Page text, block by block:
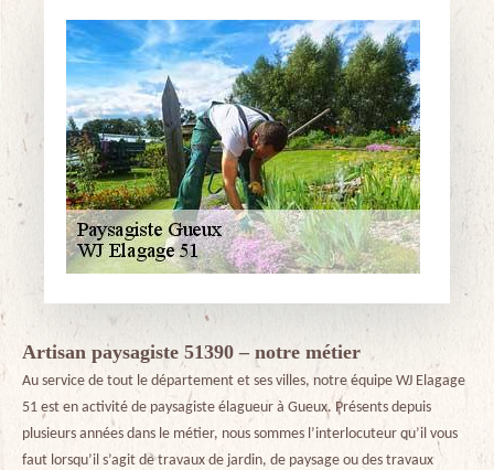
Artisan paysagiste 51390 – notre métier
Au service de tout le département et ses villes, notre équipe WJ Elagage
51 est en activité de paysagiste élagueur à Gueux. Présents depuis
plusieurs années dans le métier, nous sommes l’interlocuteur qu’il vous
faut lorsqu’il s’agit de travaux de jardin, de paysage ou des travaux